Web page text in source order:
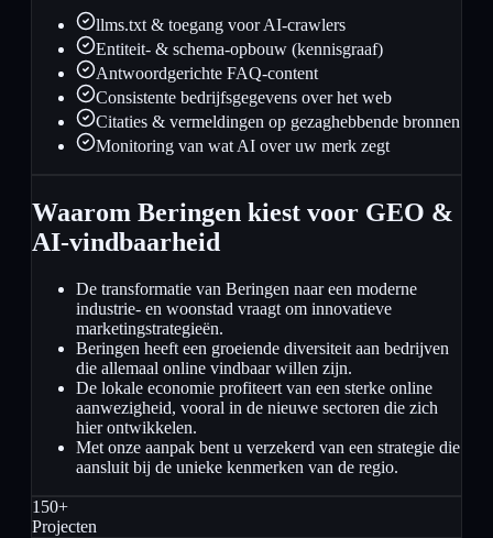
llms.txt & toegang voor AI-crawlers
Entiteit- & schema-opbouw (kennisgraaf)
Antwoordgerichte FAQ-content
Consistente bedrijfsgegevens over het web
Citaties & vermeldingen op gezaghebbende bronnen
Monitoring van wat AI over uw merk zegt
Waarom Beringen kiest voor GEO &
AI-vindbaarheid
De transformatie van Beringen naar een moderne
industrie- en woonstad vraagt om innovatieve
marketingstrategieën.
Beringen heeft een groeiende diversiteit aan bedrijven
die allemaal online vindbaar willen zijn.
De lokale economie profiteert van een sterke online
aanwezigheid, vooral in de nieuwe sectoren die zich
hier ontwikkelen.
Met onze aanpak bent u verzekerd van een strategie die
aansluit bij de unieke kenmerken van de regio.
150+
Projecten